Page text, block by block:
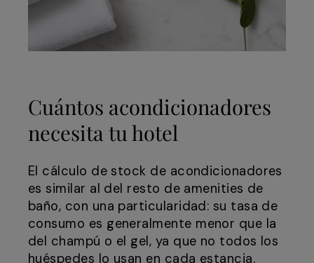
Cuántos acondicionadores
necesita tu hotel
El cálculo de stock de acondicionadores
es similar al del resto de amenities de
baño, con una particularidad: su tasa de
consumo es generalmente menor que la
del champú o el gel, ya que no todos los
huéspedes lo usan en cada estancia.